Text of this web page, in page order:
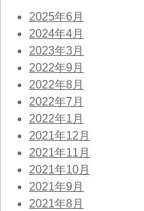
2025年6月
2024年4月
2023年3月
2022年9月
2022年8月
2022年7月
2022年1月
2021年12月
2021年11月
2021年10月
2021年9月
2021年8月